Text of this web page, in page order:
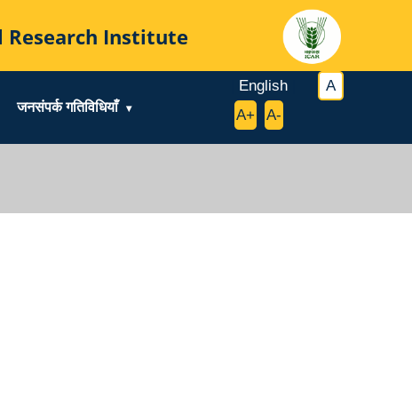
Research Institute
जनसंपर्क गतिविधियाँ
English A
A+ A-